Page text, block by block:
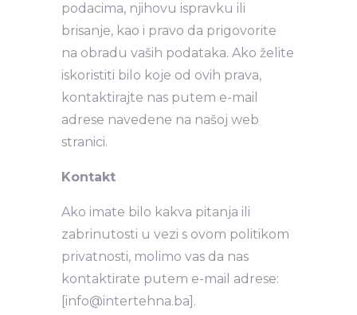
podacima, njihovu ispravku ili
brisanje, kao i pravo da prigovorite
na obradu vaših podataka. Ako želite
iskoristiti bilo koje od ovih prava,
kontaktirajte nas putem e-mail
adrese navedene na našoj web
stranici.
Kontakt
Ako imate bilo kakva pitanja ili
zabrinutosti u vezi s ovom politikom
privatnosti, molimo vas da nas
kontaktirate putem e-mail adrese:
[info@intertehna.ba].